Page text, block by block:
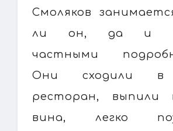
Смоляков
ли он, да и
частными
Они сходили в
ресторан, выпили
вина, легко